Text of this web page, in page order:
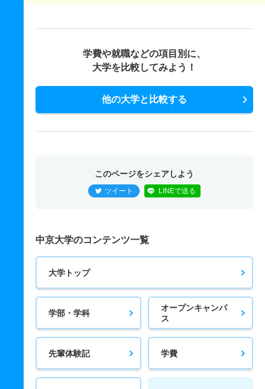
学費や就職などの項目別に、
大学を比較してみよう！
他の大学と比較する
このページをシェアしよう
ツイート LINEで送る
中京大学のコンテンツ一覧
大学トップ
学部・学科
オープンキャンパ
ス
先輩体験記 学費